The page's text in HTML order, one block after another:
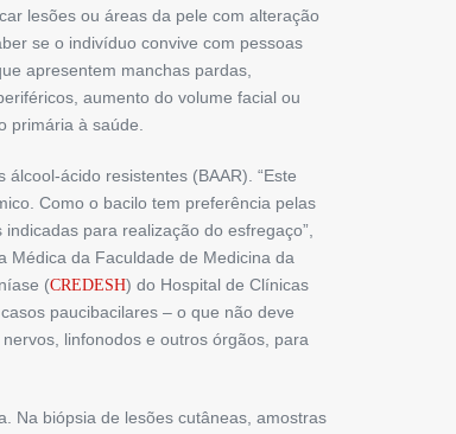
lesões ou áreas da pele com alteração
se o indivíduo convive com pessoas
­apresentem manchas pardas,
aumento do volume facial ou
primária à saúde.
ácido resistentes (BAAR). “Este
Como o bacilo tem preferên­cia pelas
para realização do esfregaço”,
Médica da Faculdade de Medicina da
(CREDESH) do Hospital de Clínicas
paucibacilares – o que não deve
linfonodos e outros órgãos, para
Na biópsia de lesões cutâneas, amostras